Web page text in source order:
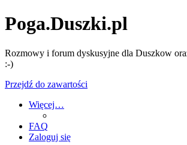
Poga.Duszki.pl
Rozmowy i forum dyskusyjne dla Duszkow
:-)
Przejdź do zawartości
Więcej…
FAQ
Zaloguj się